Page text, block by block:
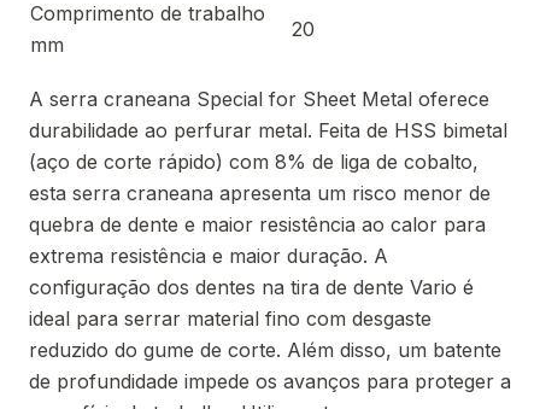
Comprimento de trabalho
mm
20
A serra craneana Special for Sheet Metal oferece
durabilidade ao perfurar metal. Feita de HSS bimetal
(aço de corte rápido) com 8% de liga de cobalto,
esta serra craneana apresenta um risco menor de
quebra de dente e maior resistência ao calor para
extrema resistência e maior duração. A
configuração dos dentes na tira de dente Vario é
ideal para serrar material fino com desgaste
reduzido do gume de corte. Além disso, um batente
de profundidade impede os avanços para proteger a